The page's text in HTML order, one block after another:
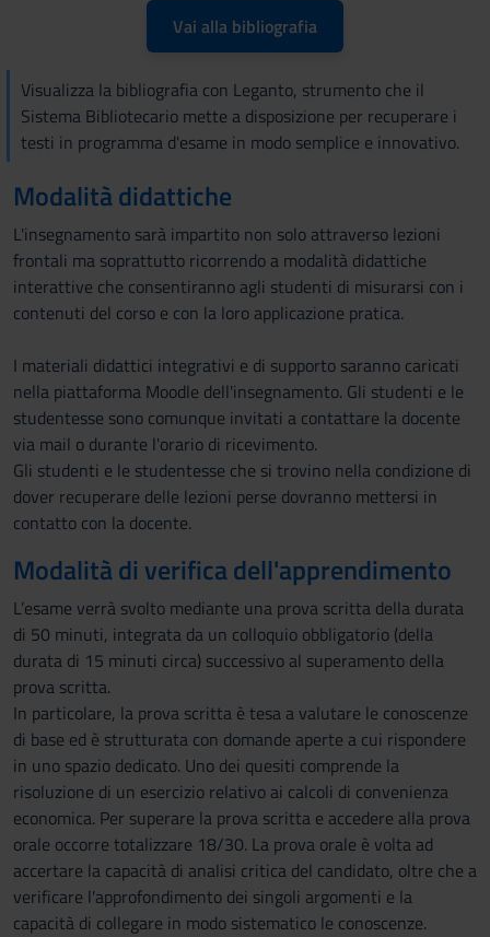
Vai alla bibliografia
Visualizza la bibliografia con Leganto, strumento che il
Sistema Bibliotecario mette a disposizione per recuperare i
testi in programma d'esame in modo semplice e innovativo.
Modalità didattiche
L'insegnamento sarà impartito non solo attraverso lezioni
frontali ma soprattutto ricorrendo a modalità didattiche
interattive che consentiranno agli studenti di misurarsi con i
contenuti del corso e con la loro applicazione pratica.
I materiali didattici integrativi e di supporto saranno caricati
nella piattaforma Moodle dell'insegnamento. Gli studenti e le
studentesse sono comunque invitati a contattare la docente
via mail o durante l'orario di ricevimento.
Gli studenti e le studentesse che si trovino nella condizione di
dover recuperare delle lezioni perse dovranno mettersi in
contatto con la docente.
Modalità di verifica dell'apprendimento
L’esame verrà svolto mediante una prova scritta della durata
di 50 minuti, integrata da un colloquio obbligatorio (della
durata di 15 minuti circa) successivo al superamento della
prova scritta.
In particolare, la prova scritta è tesa a valutare le conoscenze
di base ed è strutturata con domande aperte a cui rispondere
in uno spazio dedicato. Uno dei quesiti comprende la
risoluzione di un esercizio relativo ai calcoli di convenienza
economica. Per superare la prova scritta e accedere alla prova
orale occorre totalizzare 18/30. La prova orale è volta ad
accertare la capacità di analisi critica del candidato, oltre che a
verificare l'approfondimento dei singoli argomenti e la
capacità di collegare in modo sistematico le conoscenze.